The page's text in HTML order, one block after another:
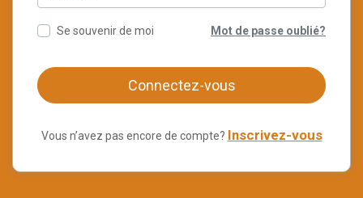
Se souvenir de moi Mot de passe oublié?
Connectez-vous
Vous n’avez pas encore de compte? Inscrivez-vous